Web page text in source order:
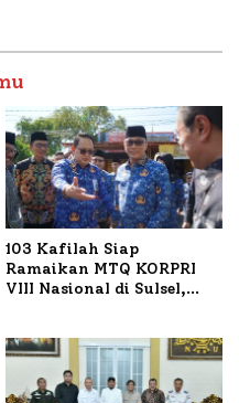
Petelur di Desa Bataal
Timur
103 Kafilah Siap
Ramaikan MTQ KORPRI
VIII Nasional di Sulsel,